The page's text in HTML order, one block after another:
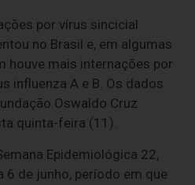
por vírus sincicial
no Brasil e, em algumas
houve mais internações por
influenza A e B. Os dados
Oswaldo Cruz
quinta-feira (11).
Epidemiológica 22,
6 de junho, período em que